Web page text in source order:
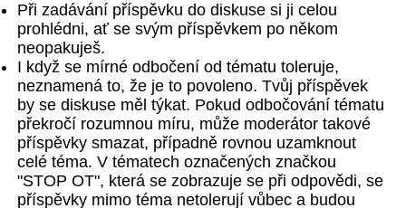
Při zadávání příspěvku do diskuse si ji celou
prohlédni, ať se svým příspěvkem po někom
neopakuješ.
I když se mírné odbočení od tématu toleruje,
neznamená to, že je to povoleno. Tvůj příspěvek
by se diskuse měl týkat. Pokud odbočování tématu
překročí rozumnou míru, může moderátor takové
příspěvky smazat, případně rovnou uzamknout
celé téma. V tématech označených značkou
"STOP OT", která se zobrazuje se při odpovědi, se
příspěvky mimo téma netolerují vůbec a budou